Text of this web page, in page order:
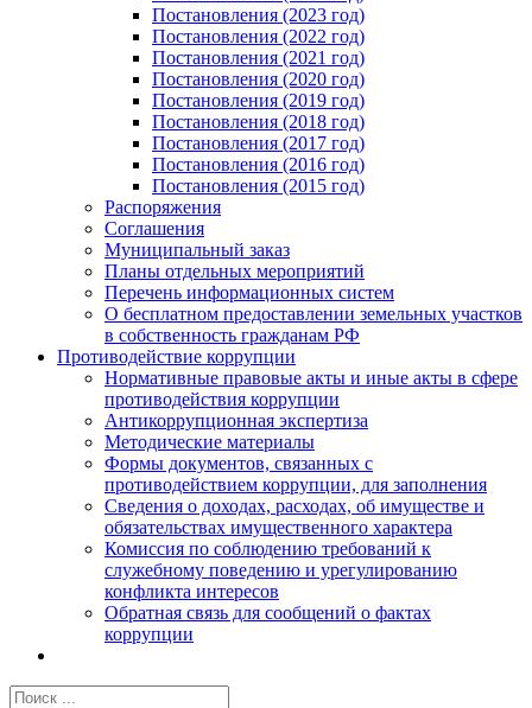
Постановления (2023 год)
Постановления (2022 год)
Постановления (2021 год)
Постановления (2020 год)
Постановления (2019 год)
Постановления (2018 год)
Постановления (2017 год)
Постановления (2016 год)
Постановления (2015 год)
Распоряжения
Соглашения
Муниципальный заказ
Планы отдельных мероприятий
Перечень информационных систем
О бесплатном предоставлении земельных участков
в собственность гражданам РФ
Противодействие коррупции
Нормативные правовые акты и иные акты в сфере
противодействия коррупции
Антикоррупционная экспертиза
Методические материалы
Формы документов, связанных с
противодействием коррупции, для заполнения
Сведения о доходах, расходах, об имуществе и
обязательствах имущественного характера
Комиссия по соблюдению требований к
служебному поведению и урегулированию
конфликта интересов
Обратная связь для сообщений о фактах
коррупции
Результат